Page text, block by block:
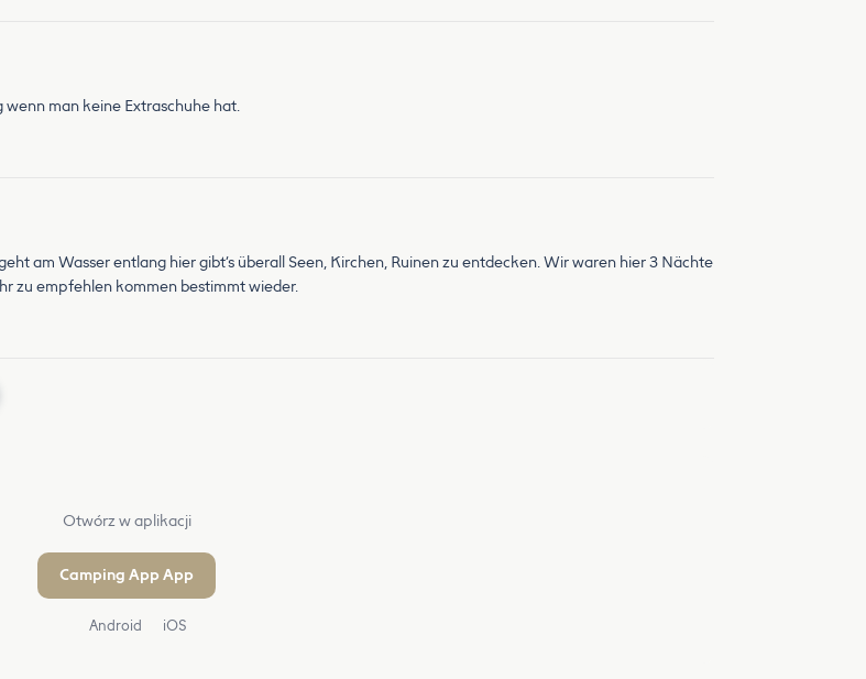
wenn man keine Extraschuhe hat.
am Wasser entlang hier gibt’s überall Seen, Kirchen, Ruinen zu entdecken. Wir waren hier 3 Nächte
zu empfehlen kommen bestimmt wieder.
Otwórz w aplikacji
Camping App App
Android iOS